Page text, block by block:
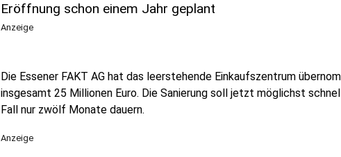
Eröffnung schon einem Jahr geplant
Anzeige
Die Essener FAKT AG hat das leerstehende Einkaufszentrum
insgesamt 25 Millionen Euro. Die Sanierung soll jetzt möglichst
Fall nur zwölf Monate dauern.
Anzeige